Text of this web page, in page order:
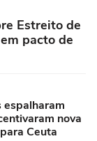
Estreito de
pacto de
espalharam
nova
Ceuta